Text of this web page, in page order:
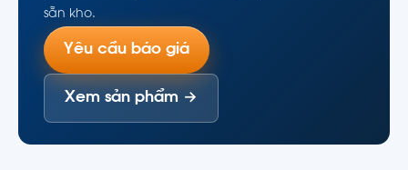
sẵn kho.
Yêu cầu báo giá
Xem sản phẩm →